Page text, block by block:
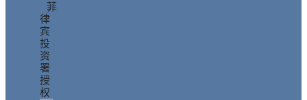
菲
律
宾
投
资
署
授
权